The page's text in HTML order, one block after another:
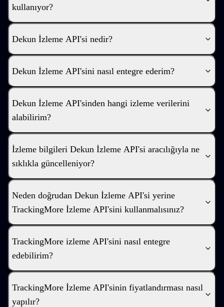
kullanıyor?
Dekun İzleme API'si nedir?
Dekun İzleme API'sini nasıl entegre ederim?
Dekun İzleme API'sinden hangi izleme verilerini
alabilirim?
İzleme bilgileri Dekun İzleme API'si aracılığıyla ne
sıklıkla güncelleniyor?
Neden doğrudan Dekun İzleme API'si yerine
TrackingMore İzleme API'sini kullanmalısınız?
TrackingMore izleme API'sini nasıl entegre
edebilirim?
TrackingMore İzleme API'sinin fiyatlandırması nasıl
yapılır?